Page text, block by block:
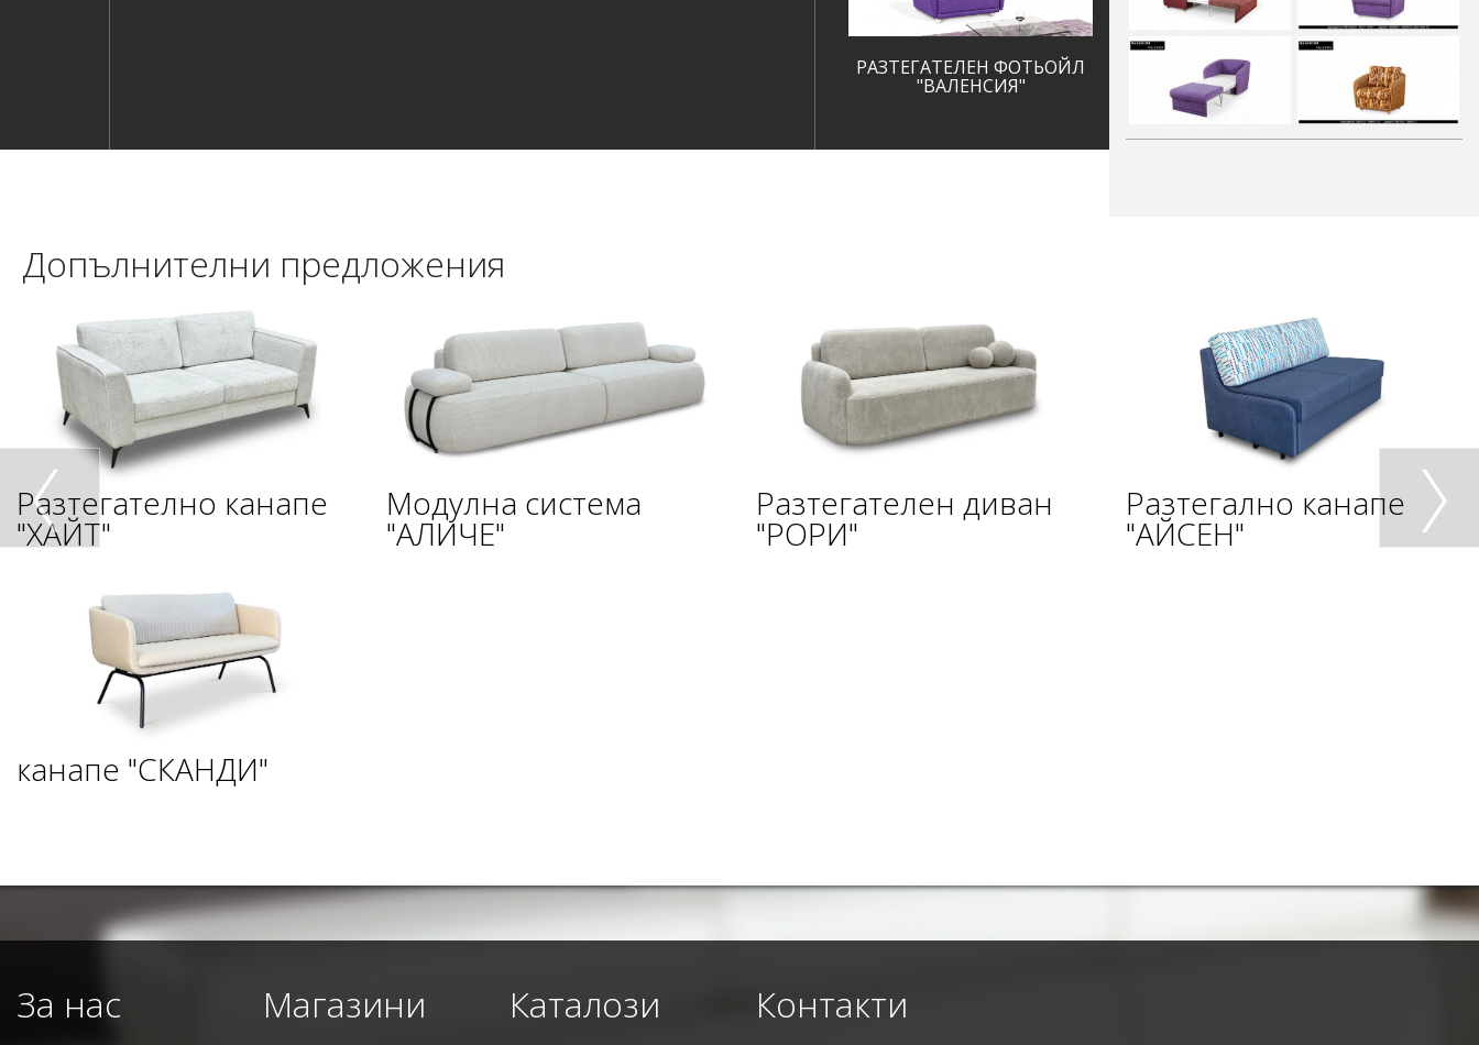
РАЗТЕГАТЕЛЕН ФОТЬОЙЛ
"ВАЛЕНСИЯ"
Допълнителни предложения
Разтегателно канапе
"ХАЙТ"
Модулна система
"АЛИЧЕ"
Разтегателен диван
"РОРИ"
Разтегално канапе
"АЙСЕН"
канапе "СКАНДИ"
За нас Магазини Каталози Контакти